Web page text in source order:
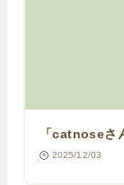
「catnoseさ
2025/12/03